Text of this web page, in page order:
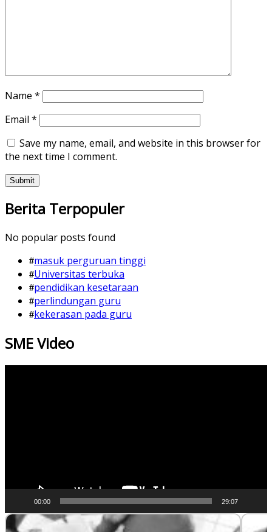
Name *
Email *
Save my name, email, and website in this browser for
the next time I comment.
Berita Terpopuler
No popular posts found
masuk perguruan tinggi
Universitas terbuka
pendidikan kesetaraan
perlindungan guru
kekerasan pada guru
SME Video
00:00 29:07